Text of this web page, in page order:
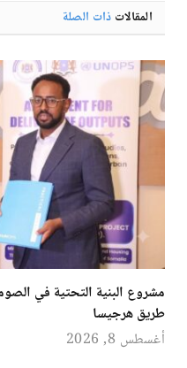
المقالات ذات الصلة
طريق هرجيسا
أغسطس 8, 2026